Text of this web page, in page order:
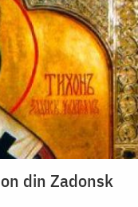
din Zadonsk